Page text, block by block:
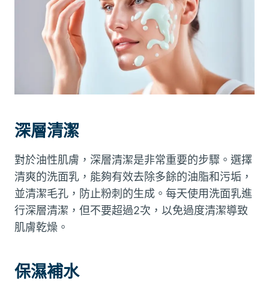
深層清潔
對於油性肌膚，深層清潔是非常重要的步驟。選擇
清爽的洗面乳，能夠有效去除多餘的油脂和污垢，
並清潔毛孔，防止粉刺的生成。每天使用洗面乳進
行深層清潔，但不要超過2次，以免過度清潔導致
肌膚乾燥。
保濕補水